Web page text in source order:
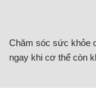
Chăm sóc sức khỏe
ngay khi cơ thể còn